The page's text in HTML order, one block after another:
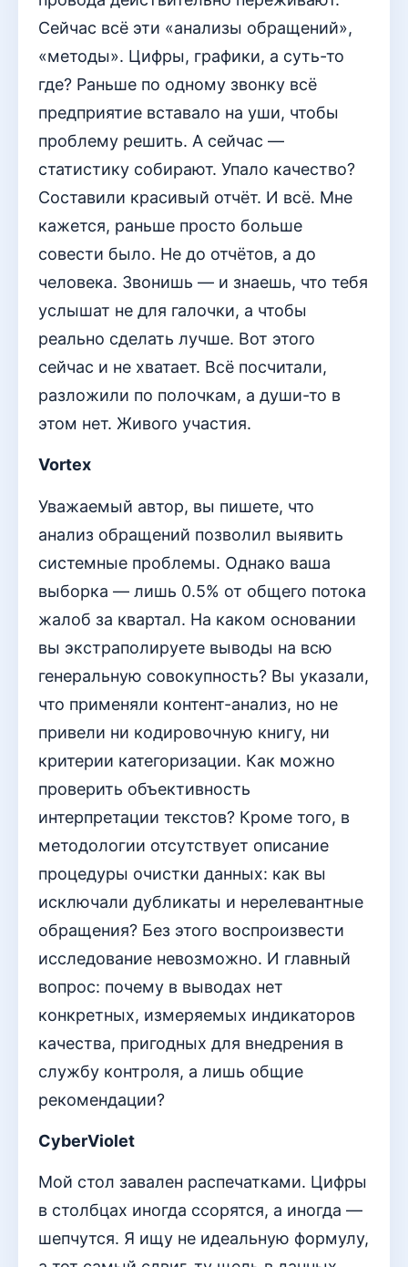
Сейчас всё эти «анализы обращений»,
«методы». Цифры, графики, а суть-то
где? Раньше по одному звонку всё
предприятие вставало на уши, чтобы
проблему решить. А сейчас —
статистику собирают. Упало качество?
Составили красивый отчёт. И всё. Мне
кажется, раньше просто больше
совести было. Не до отчётов, а до
человека. Звонишь — и знаешь, что тебя
услышат не для галочки, а чтобы
реально сделать лучше. Вот этого
сейчас и не хватает. Всё посчитали,
разложили по полочкам, а души-то в
этом нет. Живого участия.
Vortex
Уважаемый автор, вы пишете, что
анализ обращений позволил выявить
системные проблемы. Однако ваша
выборка — лишь 0.5% от общего потока
жалоб за квартал. На каком основании
вы экстраполируете выводы на всю
генеральную совокупность? Вы указали,
что применяли контент-анализ, но не
привели ни кодировочную книгу, ни
критерии категоризации. Как можно
проверить объективность
интерпретации текстов? Кроме того, в
методологии отсутствует описание
процедуры очистки данных: как вы
исключали дубликаты и нерелевантные
обращения? Без этого воспроизвести
исследование невозможно. И главный
вопрос: почему в выводах нет
конкретных, измеряемых индикаторов
качества, пригодных для внедрения в
службу контроля, а лишь общие
рекомендации?
CyberViolet
Мой стол завален распечатками. Цифры
в столбцах иногда ссорятся, а иногда —
шепчутся. Я ищу не идеальную формулу,